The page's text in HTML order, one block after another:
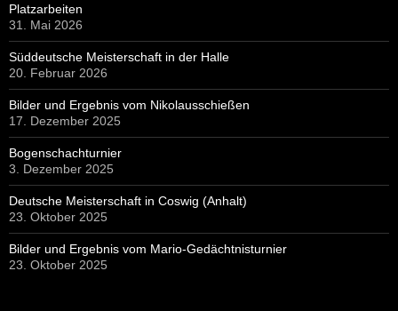
Platzarbeiten
31. Mai 2026
Süddeutsche Meisterschaft in der Halle
20. Februar 2026
Bilder und Ergebnis vom Nikolausschießen
17. Dezember 2025
Bogenschachturnier
3. Dezember 2025
Deutsche Meisterschaft in Coswig (Anhalt)
23. Oktober 2025
Bilder und Ergebnis vom Mario-Gedächtnisturnier
23. Oktober 2025